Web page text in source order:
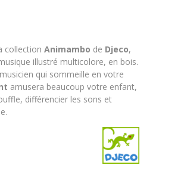
collection Animambo de Djeco,
illustré multicolore, en bois.
qui sommeille en votre
amusera beaucoup votre enfant,
différencier les sons et